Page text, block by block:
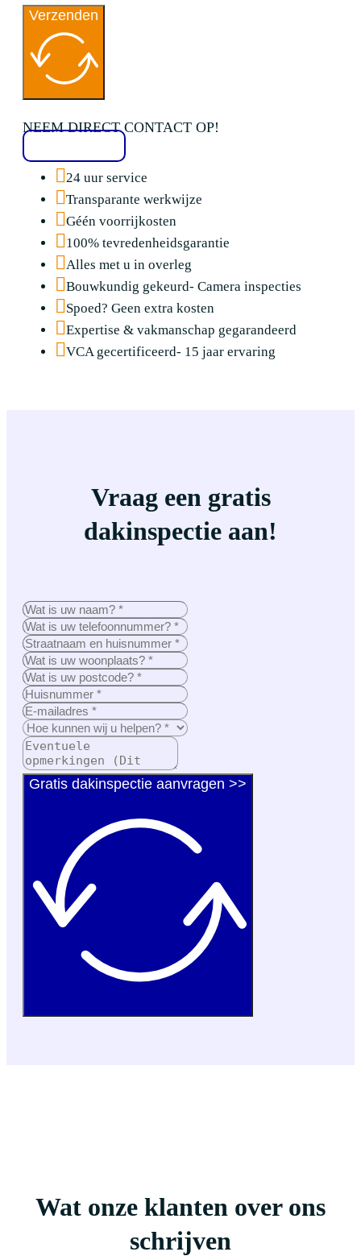
Verzenden
NEEM DIRECT CONTACT OP!
24 uur service
Transparante werkwijze
Géén voorrijkosten
100% tevredenheidsgarantie
Alles met u in overleg
Bouwkundig gekeurd- Camera inspecties
Spoed? Geen extra kosten
Expertise & vakmanschap gegarandeerd
VCA gecertificeerd- 15 jaar ervaring
Vraag een gratis
dakinspectie aan!
Gratis dakinspectie aanvragen >>
Wat onze klanten over ons
schrijven